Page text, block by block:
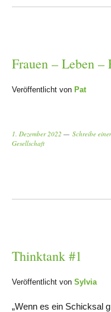
Frauen – Leben –
Veröffentlicht von Pat
1. Dezember 2022
Schreibe
Gesellschaft
Thinktank #1
Veröffentlicht von Sylvia
„Wenn es ein Schicksal